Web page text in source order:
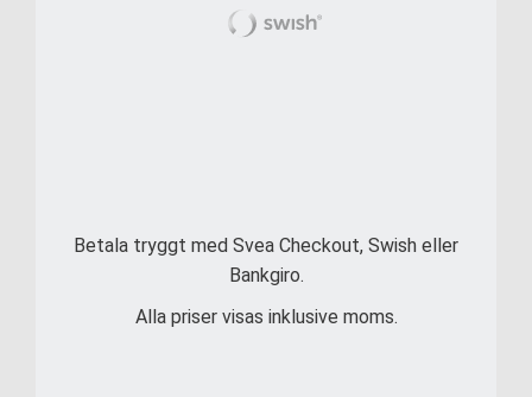
Betala tryggt med Svea Checkout, Swish eller
Bankgiro.
Alla priser visas inklusive moms.